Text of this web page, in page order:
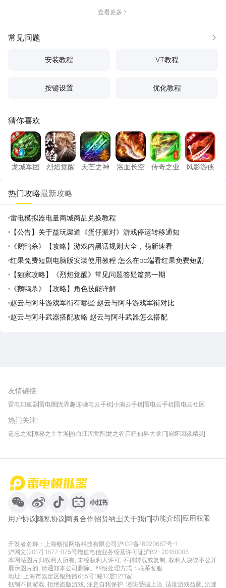
查看更多
常见问题 更多
安装教程 VT教程
按键设置 优化教程
猜你喜欢
龙城军团
龙城军团
烈焰觉醒
烈焰觉醒
天芒之神
天芒之神
浴血长空
浴血长空
传奇之业
传奇之业
风影游
风影游侠
热门攻略最新攻略
雷电模拟器电量商城商品兑换教程
【公告】关于益玩渠道《蛋仔派对》游戏停运转移通知
《鹅鸭杀》【攻略】游戏内黑话规则大全，萌新速看
红果免费短剧电脑版安装使用教程 怎么在pc端看红果免费短剧
【独家攻略】《烈焰觉醒》常见问题答疑篇第一期
《鹅鸭杀》【攻略】角色技能详解
赵云与阿斗游戏军衔有哪些 赵云与阿斗游戏军衔对比
赵云与阿斗武器搭配攻略 赵云与阿斗武器怎么搭配
友情链接:
雷电加速器雷电圈无界趣连驰电云手机小滴云手机雷电云手机雷电云社区
我爱vr网华军软件园
热门关注:
遗忘之海诡秘之主手游热血江湖觉醒龙之谷启程仙界大掌门 崩坏因缘精灵
用户协议隐私协议商务合作招贤纳士关于我们功能介绍 应用权限
开发者名称：上海畅指网络科技有限公司沪ICP备16020667号-1
沪网文[2017] 1877-075号增值电信业务经营许可证沪B2- 20180008
本网站图片归权利人所有, 未经权利人许可, 不得转载或复制, 权利人决议不公开
展示图片的, 请通知本公司删除。纠纷处理方式： 联系客服
地址: 上海市嘉定区银翔路655号1幢12层1211室
抵制不良游戏, 拒绝盗版游戏, 注意自我保护, 谨防受骗上当, 适度游戏益脑, 沉迷
首页
微信
微博 抖音 哔哩哔哩